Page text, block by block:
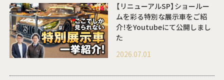
【リニューアルSP】ショールー
ムを彩る特別な展示車をご紹
介！をYoutubeにて公開しまし
た
2026.07.01